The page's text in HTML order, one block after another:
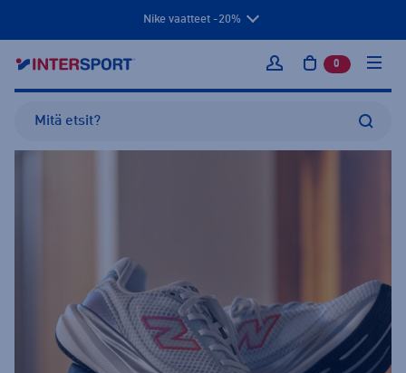
Nike vaatteet -20%
Kirjaudu sisään
0 tuotetta